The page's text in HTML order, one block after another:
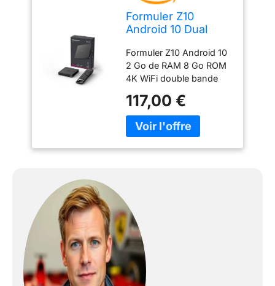
Formuler Z10
Android 10 Dual
8GB ROM 4K
Formuler Z10 Android 10
2 Go de RAM 8 Go ROM
4K WiFi double bande
HDR 10
117,00 €